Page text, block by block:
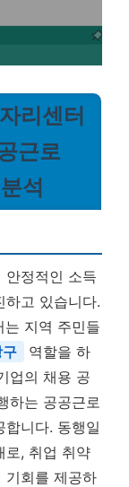
리센터
근로
석
안정적인 소득
하고 있습니다.
는 지역 주민들
역할을 하
업의 채용 공
하는 공공근로
니다. 동행일
로, 취업 취약
기회를 제공하